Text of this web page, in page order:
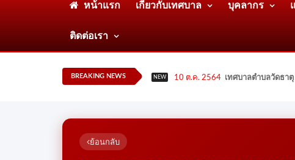
หน้าแรก เกี่ยวกับเทศบาล บุคลากร
ติดต่อเรา
BREAKING NEWS NEW 10 ต.ค. 2564 เทศบาลตำบลวัดธา
ย้อนกลับ